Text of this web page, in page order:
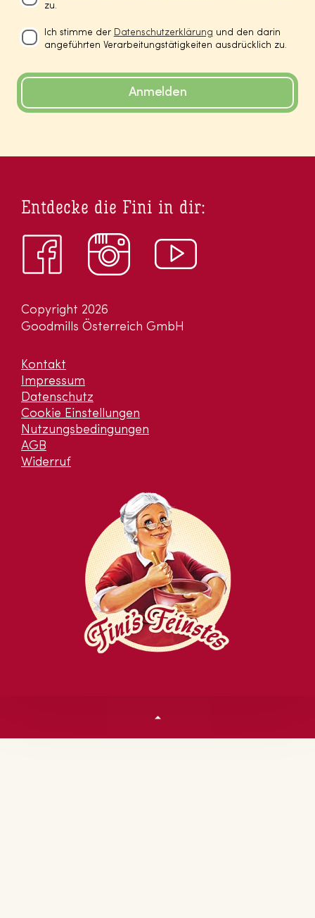
zu.
Ich stimme der Datenschutzerklärung und den darin
angeführten Verarbeitungstätigkeiten ausdrücklich zu.
Anmelden
Copyright 2026
Goodmills Österreich GmbH
Kontakt
Impressum
Datenschutz
Cookie Einstellungen
Nutzungsbedingungen
AGB
Widerruf
Entdecke die Fini in dir: